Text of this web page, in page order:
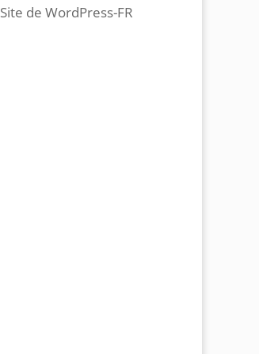
Site de WordPress-FR